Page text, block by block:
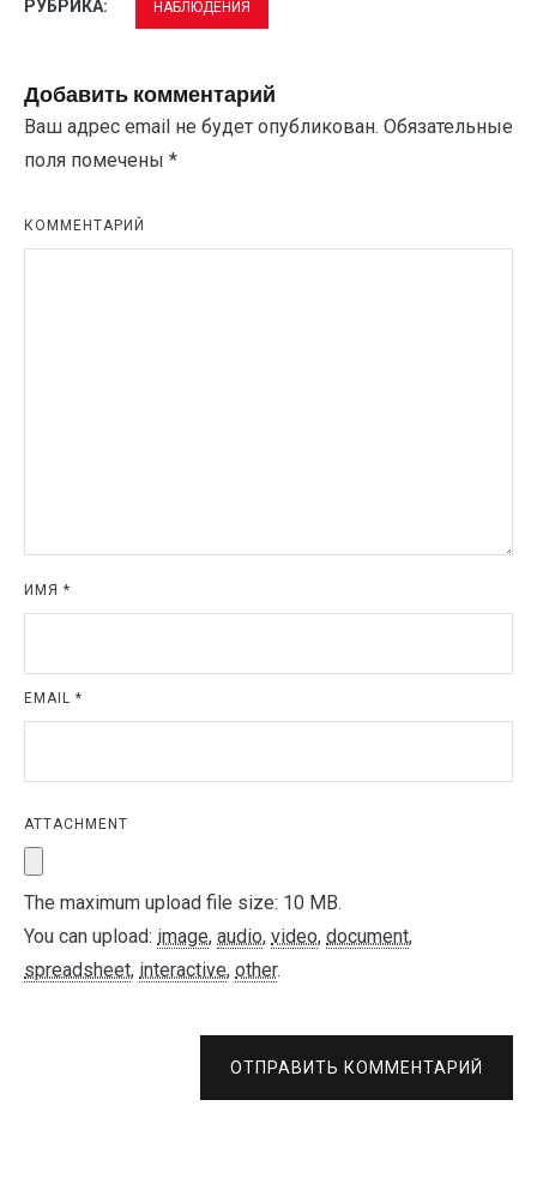
РУБРИКА: НАБЛЮДЕНИЯ
Добавить комментарий
Ваш адрес email не будет опубликован. Обязательные
поля помечены *
КОММЕНТАРИЙ
ИМЯ *
EMAIL *
ATTACHMENT
The maximum upload file size: 10 MB.
You can upload: image, audio, video, document,
spreadsheet, interactive, other.
ОТПРАВИТЬ КОММЕНТАРИЙ